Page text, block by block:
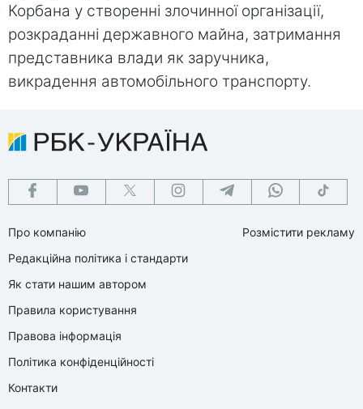
Корбана у створенні злочинної організації,
розкраданні державного майна, затримання
представника влади як заручника,
викрадення автомобільного транспорту.
Про компанію
Редакційна політика і стандарти
Як стати нашим автором
Правила користування
Правова інформація
Політика конфіденційності
Контакти
Розмістити рекламу